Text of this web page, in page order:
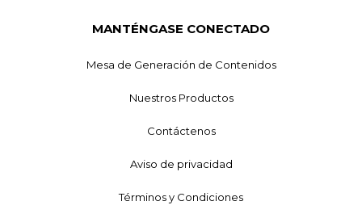
MANTÉNGASE CONECTADO
Mesa de Generación de Contenidos
Nuestros Productos
Contáctenos
Aviso de privacidad
Términos y Condiciones